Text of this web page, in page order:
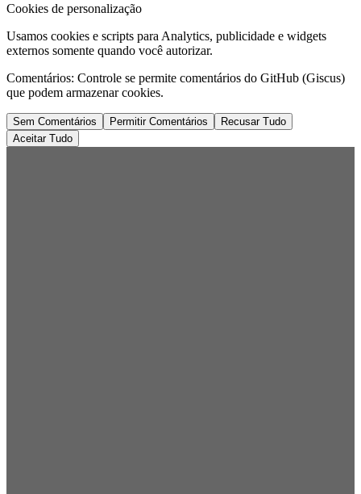
Cookies de personalização
Usamos cookies e scripts para Analytics, publicidade e widgets
externos somente quando você autorizar.
Comentários: Controle se permite comentários do GitHub (Giscus)
que podem armazenar cookies.
Sem Comentários Permitir Comentários
Recusar Tudo
Aceitar Tudo